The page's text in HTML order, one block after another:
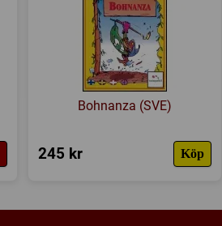
tärning av
den antingen
eller får stå kvar!
Den spelare
av spelplanen,
Försälj. rank:
Bohnanza (SVE)
245 kr Köp